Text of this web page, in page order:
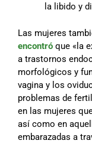
la libido y
Las mujeres
encontró que «la
a trastornos
morfológicos y
vagina y los
problemas de
en las mujeres
así como en
embarazadas a